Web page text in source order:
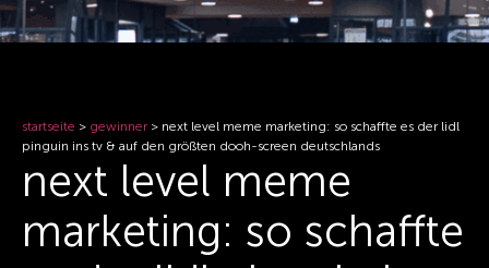
startseite > gewinner> next level meme marketing: so schaffte es der lidl
pinguin ins tv & auf den größten dooh-screen deutschlands
next level meme
marketing: so schaffte